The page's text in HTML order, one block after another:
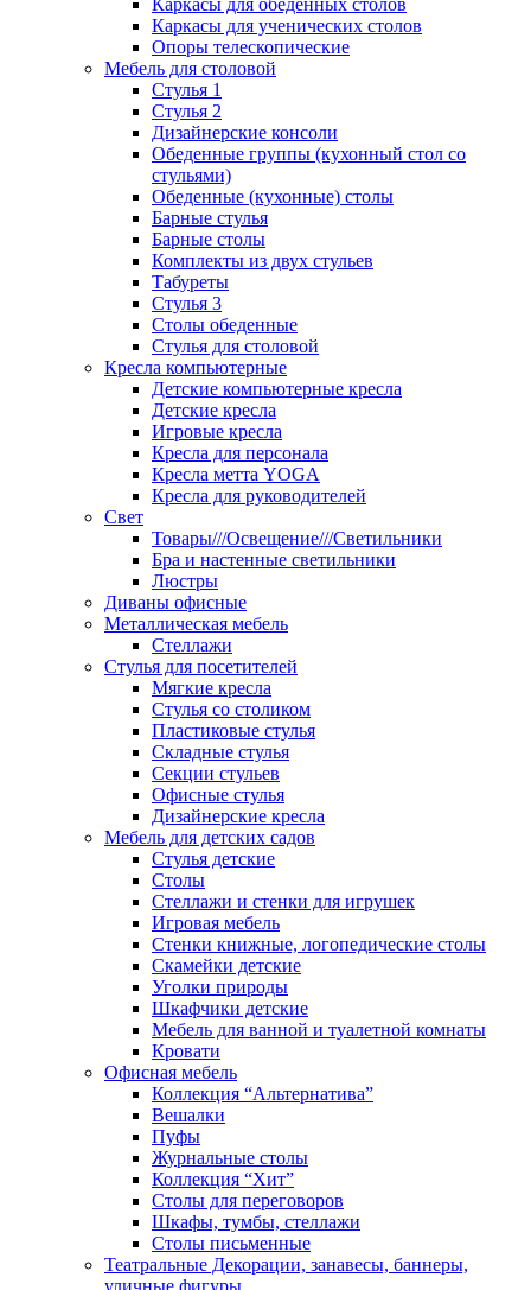
Каркасы для обеденных столов
Каркасы для ученических столов
Опоры телескопические
Мебель для столовой
Стулья 1
Стулья 2
Дизайнерские консоли
Обеденные группы (кухонный стол со
стульями)
Обеденные (кухонные) столы
Барные стулья
Барные столы
Комплекты из двух стульев
Табуреты
Стулья 3
Столы обеденные
Стулья для столовой
Кресла компьютерные
Детские компьютерные кресла
Детские кресла
Игровые кресла
Кресла для персонала
Кресла метта YOGA
Кресла для руководителей
Свет
Товары///Освещение///Светильники
Бра и настенные светильники
Люстры
Диваны офисные
Металлическая мебель
Стеллажи
Стулья для посетителей
Мягкие кресла
Стулья со столиком
Пластиковые стулья
Складные стулья
Секции стульев
Офисные стулья
Дизайнерские кресла
Мебель для детских садов
Стулья детские
Столы
Стеллажи и стенки для игрушек
Игровая мебель
Стенки книжные, логопедические столы
Скамейки детские
Уголки природы
Шкафчики детские
Мебель для ванной и туалетной комнаты
Кровати
Офисная мебель
Коллекция “Альтернатива”
Вешалки
Пуфы
Журнальные столы
Коллекция “Хит”
Столы для переговоров
Шкафы, тумбы, стеллажи
Столы письменные
Театральные Декорации, занавесы, баннеры,
уличные фигуры